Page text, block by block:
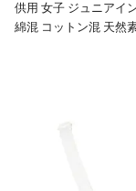
供用 女子 ジュニアイ
綿混 コットン混 天然